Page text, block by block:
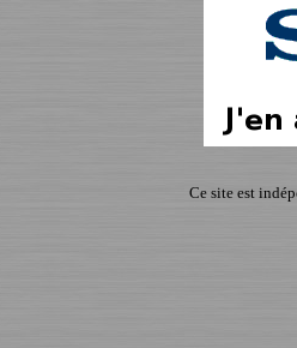
Ce site est